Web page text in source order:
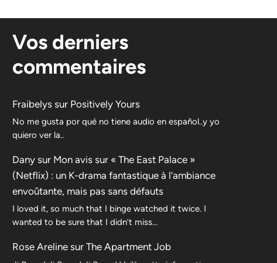
Vos derniers
commentaires
Fraibelys sur Positively Yours
No me gusta por qué no tiene audio en español..y yo
quiero ver la..
Dany sur Mon avis sur « The East Palace »
(Netflix) : un K-drama fantastique à l’ambiance
envoûtante, mais pas sans défauts
I loved it, so much that I binge watched it twice. I
wanted to be sure that I didn’t miss…
Rose Areline sur The Apartment Job